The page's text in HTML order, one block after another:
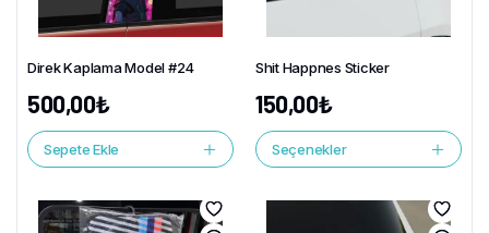
Direk Kaplama Model #24
500,00₺
Sepete Ekle
Shit Happnes Sticker
150,00₺
Seçenekler